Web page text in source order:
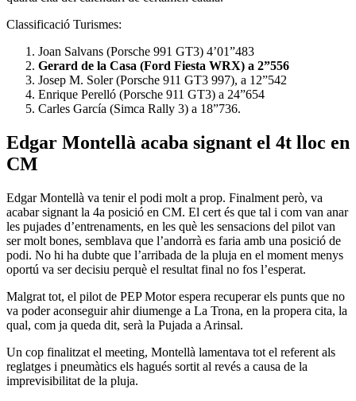
Classificació Turismes:
Joan Salvans (Porsche 991 GT3) 4’01”483
Gerard de la Casa (Ford Fiesta WRX) a 2”556
Josep M. Soler (Porsche 911 GT3 997), a 12”542
Enrique Perelló (Porsche 911 GT3) a 24”654
Carles García (Simca Rally 3) a 18”736.
Edgar Montellà acaba signant el 4t lloc en
CM
Edgar Montellà va tenir el podi molt a prop. Finalment però, va
acabar signant la 4a posició en CM. El cert és que tal i com van anar
les pujades d’entrenaments, en les què les sensacions del pilot van
ser molt bones, semblava que l’andorrà es faria amb una posició de
podi. No hi ha dubte que l’arribada de la pluja en el moment menys
oportú va ser decisiu perquè el resultat final no fos l’esperat.
Malgrat tot, el pilot de PEP Motor espera recuperar els punts que no
va poder aconseguir ahir diumenge a La Trona, en la propera cita, la
qual, com ja queda dit, serà la Pujada a Arinsal.
Un cop finalitzat el meeting, Montellà lamentava tot el referent als
reglatges i pneumàtics els hagués sortit al revés a causa de la
imprevisibilitat de la pluja.